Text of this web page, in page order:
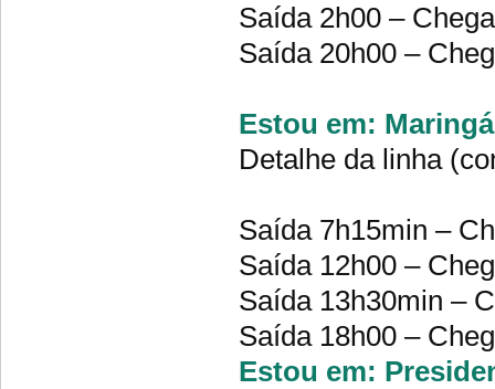
Saída 2h00 –
Saída 20h00 –
Estou em:
Detalhe da linha
Saída 7h15min –
Saída 12h00 –
Saída 13h30min –
Saída 18h00 –
Estou em: